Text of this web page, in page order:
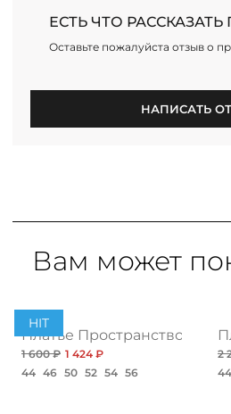
ЕСТЬ ЧТО РАССКАЗАТЬ
Оставьте пожалуйста отзыв о
НАПИСАТЬ
Вам может
экстра нью
HIT
Платье Пространство
1 600 ₽ 1 424 ₽
44 46 50 52 54 56
2
44